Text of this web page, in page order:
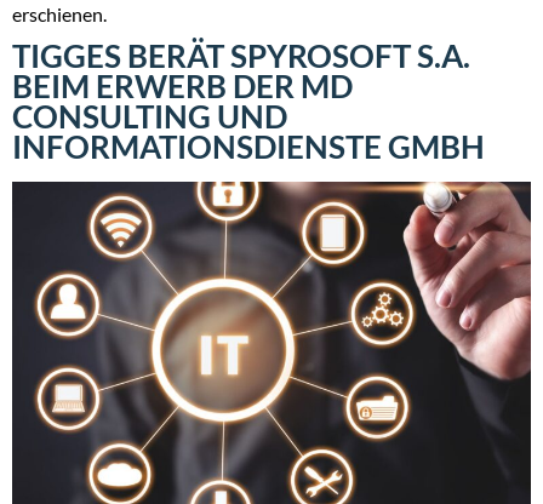
erschienen.
TIGGES BERÄT SPYROSOFT S.A.
BEIM ERWERB DER MD
CONSULTING UND
INFORMATIONSDIENSTE GMBH